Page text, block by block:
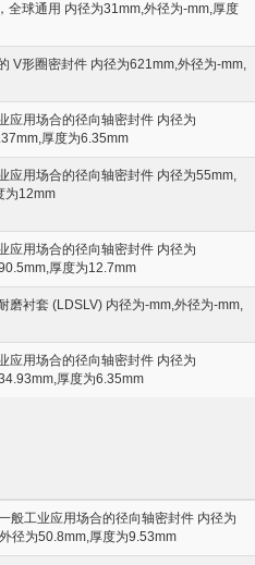
全球通用 内径为31mm,外径为-mm,厚度
V形圈密封件 内径为621mm,外径为-mm,
应用场合的径向轴密封件 内径为
厚度为6.35mm
应用场合的径向轴密封件 内径为55mm,
为12mm
应用场合的径向轴密封件 内径为
厚度为12.7mm
磨衬套 (LDSLV) 内径为-mm,外径为-mm,
应用场合的径向轴密封件 内径为
厚度为6.35mm
般工业应用场合的径向轴密封件 内径为
径为50.8mm,厚度为9.53mm